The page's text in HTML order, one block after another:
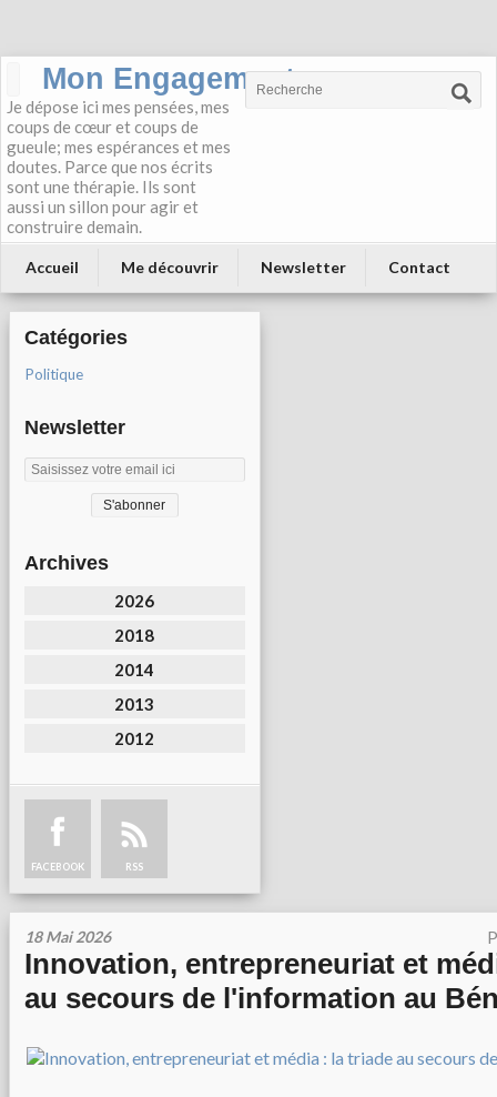
Mon Engagement
Je dépose ici mes pensées, mes
coups de cœur et coups de
gueule; mes espérances et mes
doutes. Parce que nos écrits
sont une thérapie. Ils sont
aussi un sillon pour agir et
construire demain.
Accueil Me découvrir Newsletter Contact
Catégories
Politique
Newsletter
Archives
2026
2018
2014
2013
2012
FACEBOOK RSS
18 Mai 2026
Innovation, entrepreneuriat et
au secours de l'information au